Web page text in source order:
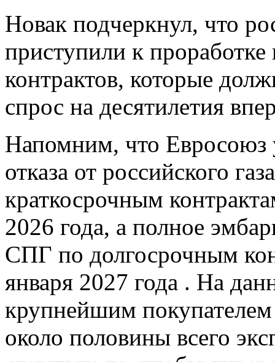
Новак подчеркнул, что
приступили к
контрактов, которые
спрос на десятилетия
Напомним, что Евросоюз
отказа от российского
краткосрочным
2026 года, а полное
СПГ по долгосрочным
января 2027 года . На
крупнейшим
около половины всего